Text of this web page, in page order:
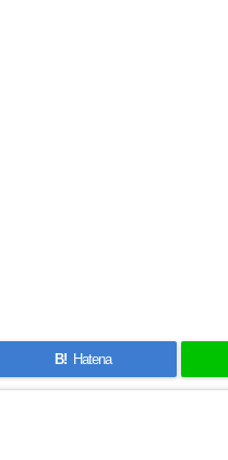
B! Hatena